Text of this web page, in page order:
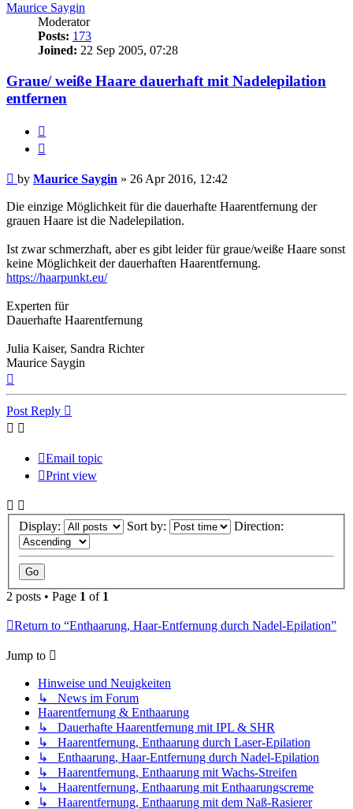
Maurice Saygin
Moderator
Posts: 173
Joined: 22 Sep 2005, 07:28
Graue/ weiße Haare dauerhaft mit Nadelepilation
entfernen
post
Post
by Maurice Saygin » 26 Apr 2016, 12:42
Die einzige Möglichkeit für die dauerhafte Haarentfernung der
grauen Haare ist die Nadelepilation.
Ist zwar schmerzhaft, aber es gibt leider für graue/weiße Haare sonst
keine Möglichkeit der dauerhaften Haarentfernung.
https://haarpunkt.eu/
Experten für
Dauerhafte Haarentfernung
Julia Kaiser, Sandra Richter
Maurice Saygin
Post Reply
Email topic
Print view
Display: Sort by: Direction:
2 posts • Page 1 of 1
Return to “Enthaarung, Haar-Entfernung durch Nadel-Epilation”
Jump to
Hinweise und Neuigkeiten
↳ News im Forum
Haarentfernung & Enthaarung
↳ Dauerhafte Haarentfernung mit IPL & SHR
↳ Haarentfernung, Enthaarung durch Laser-Epilation
↳ Enthaarung, Haar-Entfernung durch Nadel-Epilation
↳ Haarentfernung, Enthaarung mit Wachs-Streifen
↳ Haarentfernung, Enthaarung mit Enthaarungscreme
↳ Haarentfernung, Enthaarung mit dem Naß-Rasierer